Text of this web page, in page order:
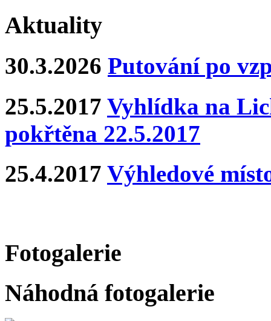
Aktuality
30.3.2026 Putování po
25.5.2017 Vyhlídka na
pokřtěna 22.5.2017
25.4.2017 Výhledové
Fotogalerie
Náhodná fotogalerie